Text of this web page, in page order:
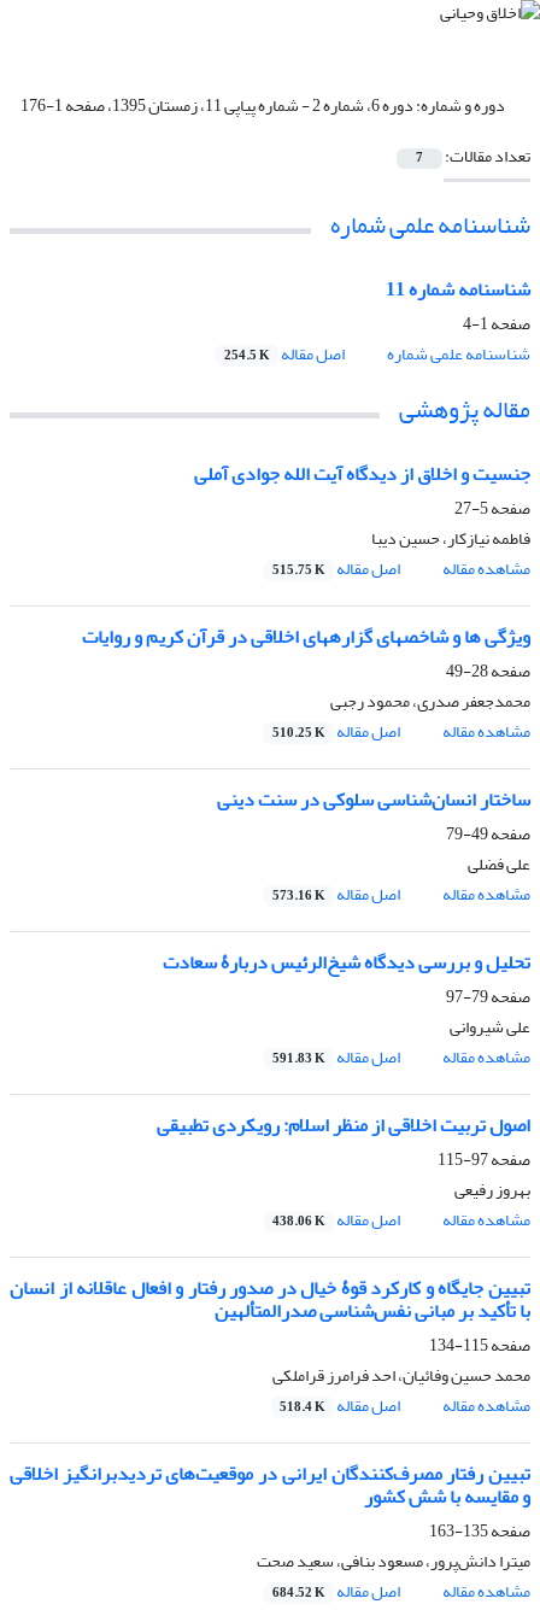
دوره و شماره:دوره 6، شماره 2 - شماره پیاپی 11، زمستان 1395، صفحه 1-176
تعداد مقالات:
7
شناسنامه علمی شماره
شناسنامه شماره 11
صفحه1-4
شناسنامه علمی شماره
اصل مقاله 254.5 K
مقاله پژوهشی
جنسیت و اخلاق از دیدگاه آیت الله جوادی آملی
صفحه5-27
فاطمه نیازکار، حسین دیبا
مشاهده مقاله
اصل مقاله 515.75 K
ویژگی ها و شاخص‏هاى گزاره‏هاى اخلاقى در قرآن کریم و روایات
صفحه28-49
محمدجعفر صدری، محمود رجبی
مشاهده مقاله
اصل مقاله 510.25 K
ساختار انسان‌شناسی سلوکی در سنت دینی
صفحه49-79
علی فضلی
مشاهده مقاله
اصل مقاله 573.16 K
تحلیل و بررسی دیدگاه شیخ‌الرئیس دربارۀ سعادت
صفحه79-97
علی شیروانی
مشاهده مقاله
اصل مقاله 591.83 K
اصول تربیت اخلاقی از منظر اسلام: رویکردی تطبیقی
صفحه97-115
بهروز رفیعی
مشاهده مقاله
اصل مقاله 438.06 K
تبیین جایگاه و کارکرد قوۀ خیال در صدور رفتار و افعال عاقلانه از انسان
با تأکید بر مبانی نفس‌شناسی صدرالمتألهین
صفحه115-134
محمد حسین وفائیان، احد فرامرز قراملکی
مشاهده مقاله
اصل مقاله 518.4 K
تبیین رفتار مصرف‌کنندگان ایرانی در موقعیت‌های تردیدبرانگیز اخلاقی
و مقایسه با شش کشور
صفحه135-163
میترا دانش‌پرور، مسعود بنافی، سعید صحت
مشاهده مقاله
اصل مقاله 684.52 K